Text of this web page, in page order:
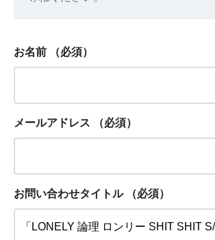
お名前 （必須）
メールアドレス （必須）
お問い合わせタイトル （必須）